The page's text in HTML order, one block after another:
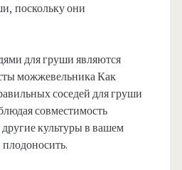
поскольку они
для груши являются
можжевельника Как
соседей для груши
совместимость
культуры в вашем